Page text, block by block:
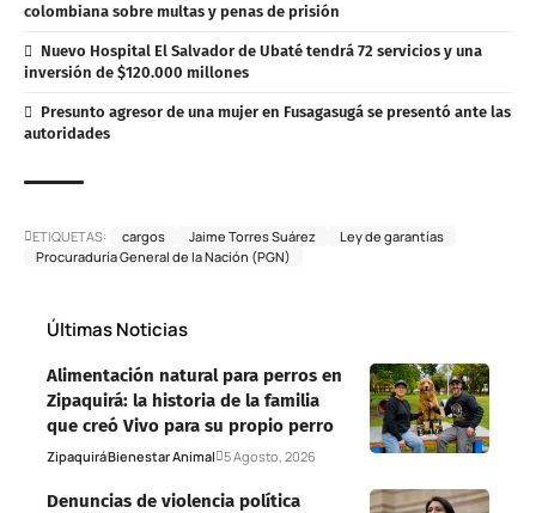
colombiana sobre multas y penas de prisión
Nuevo Hospital El Salvador de Ubaté tendrá 72 servicios y una
inversión de $120.000 millones
Presunto agresor de una mujer en Fusagasugá se presentó ante las
autoridades
ETIQUETAS: cargos Jaime Torres Suárez
Ley de garantías
Procuraduría General de la Nación (PGN)
Últimas Noticias
Alimentación natural para perros en
Zipaquirá: la historia de la familia
que creó Vivo para su propio perro
ZipaquiráBienestar Animal 5 Agosto, 2026
Denuncias de violencia política